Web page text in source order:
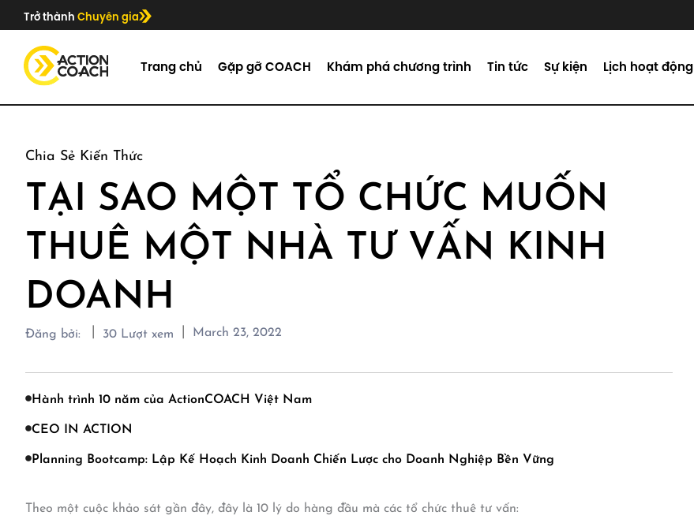
Trở thành Chuyên gia
Trang chủ Gặp gỡ COACH Khám phá chương trình Tin tức Sự kiện Lịch hoạt động
Chia Sẻ Kiến Thức
TẠI SAO MỘT TỔ CHỨC MUỐN
THUÊ MỘT NHÀ TƯ VẤN KINH
DOANH
Đăng bởi: 30 Lượt xem March 23, 2022
Hành trình 10 năm của ActionCOACH Việt Nam
CEO IN ACTION
Planning Bootcamp: Lập Kế Hoạch Kinh Doanh Chiến Lược cho Doanh Nghiệp Bền Vững
Theo một cuộc khảo sát gần đây, đây là 10 lý do hàng đầu mà các tổ chức thuê tư vấn: